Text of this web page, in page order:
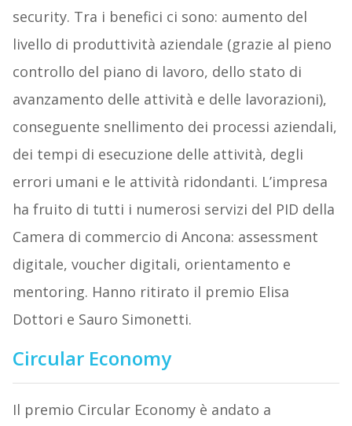
security. Tra i benefici ci sono: aumento del
livello di produttività aziendale (grazie al pieno
controllo del piano di lavoro, dello stato di
avanzamento delle attività e delle lavorazioni),
conseguente snellimento dei processi aziendali,
dei tempi di esecuzione delle attività, degli
errori umani e le attività ridondanti. L’impresa
ha fruito di tutti i numerosi servizi del PID della
Camera di commercio di Ancona: assessment
digitale, voucher digitali, orientamento e
mentoring. Hanno ritirato il premio Elisa
Dottori e Sauro Simonetti.
Circular Economy
Il premio Circular Economy è andato a